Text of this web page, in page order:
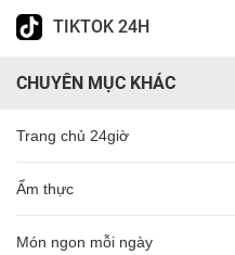
TIKTOK 24H
CHUYÊN MỤC KHÁC
Trang chủ 24giờ
Ẩm thực
Món ngon mỗi ngày